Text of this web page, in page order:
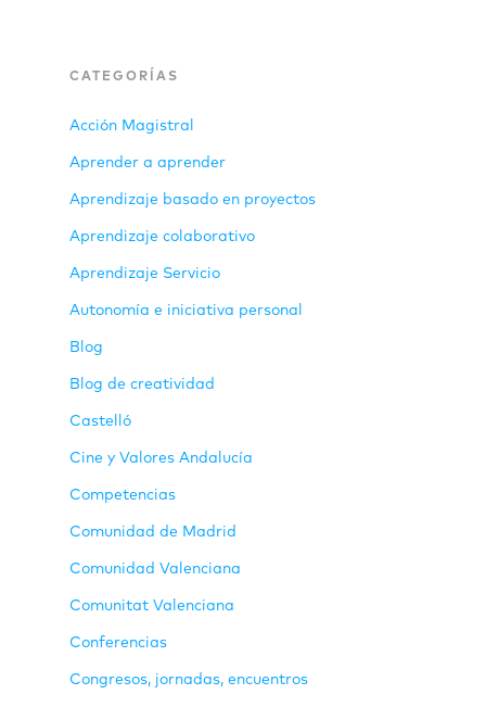
CATEGORÍAS
Acción Magistral
Aprender a aprender
Aprendizaje basado en proyectos
Aprendizaje colaborativo
Aprendizaje Servicio
Autonomía e iniciativa personal
Blog
Blog de creatividad
Castelló
Cine y Valores Andalucía
Competencias
Comunidad de Madrid
Comunidad Valenciana
Comunitat Valenciana
Conferencias
Congresos, jornadas, encuentros